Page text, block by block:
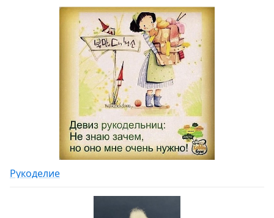
Рукоделие